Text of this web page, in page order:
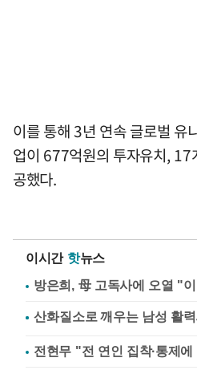
이를 통해 3년 연속 글로벌 유
업이 677억원의 투자유치, 17
공했다.
이시간 핫뉴스
방은희, 母 고독사에 오열 "
전현무 "전 연인 집착·통제